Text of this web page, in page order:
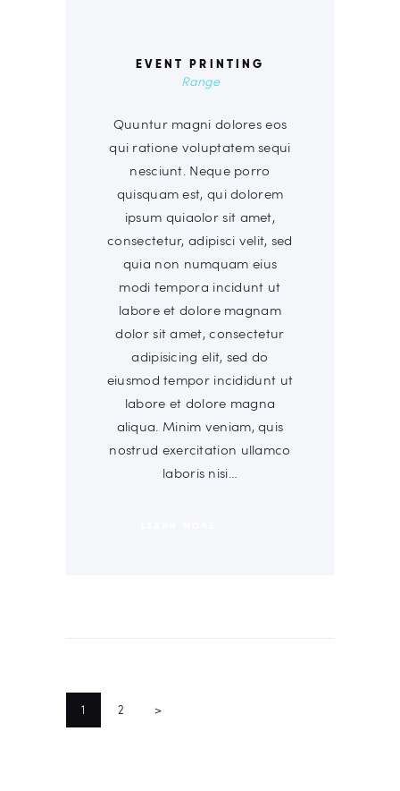
EVENT PRINTING
Range
Quuntur magni dolores eos
qui ratione voluptatem sequi
nesciunt. Neque porro
quisquam est, qui dolorem
ipsum quiaolor sit amet,
consectetur, adipisci velit, sed
quia non numquam eius
modi tempora incidunt ut
labore et dolore magnam
dolor sit amet, consectetur
adipisicing elit, sed do
eiusmod tempor incididunt ut
labore et dolore magna
aliqua. Minim veniam, quis
nostrud exercitation ullamco
laboris nisi…
DE
ENTRADAS
PAGE
1
2 >